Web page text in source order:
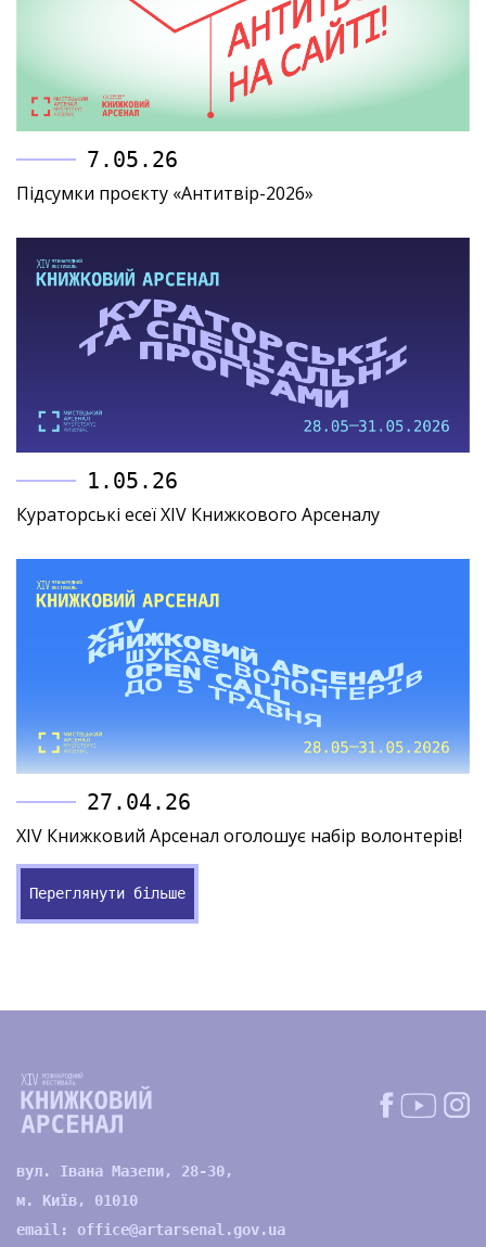
7.05.26
Підсумки проєкту «Антитвір-2026»
1.05.26
Кураторські есеї XIV Книжкового Арсеналу
27.04.26
XIV Книжковий Арсенал оголошує набір волонтерів!
Переглянути більше
вул. Івана Мазепи, 28-30,
м. Київ, 01010
email: office@artarsenal.gov.ua